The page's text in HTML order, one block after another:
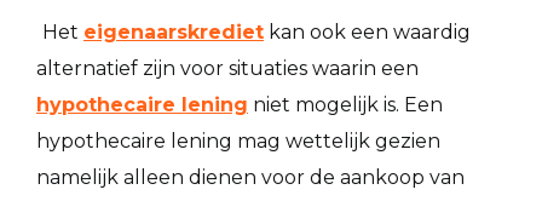
Het eigenaarskrediet kan ook een waardig
alternatief zijn voor situaties waarin een
hypothecaire lening niet mogelijk is. Een
hypothecaire lening mag wettelijk gezien
namelijk alleen dienen voor de aankoop van